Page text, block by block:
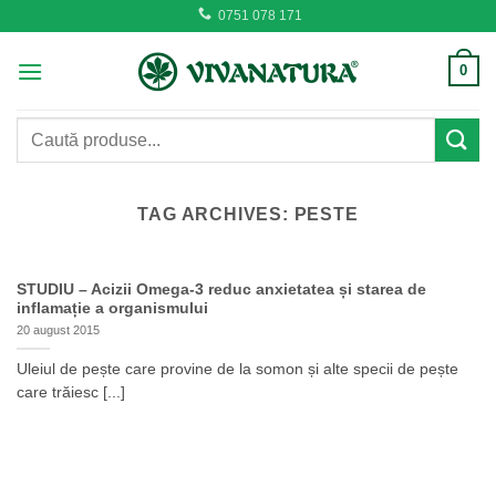
content
0751 078 171
0
Caută
TAG ARCHIVES: PESTE
STUDIU – Acizii Omega-3 reduc anxietatea și starea de
inflamație a organismului
20 august 2015
Uleiul de pește care provine de la somon și alte specii de pește
care trăiesc [...]